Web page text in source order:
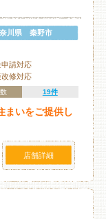
川県 秦野市
請対応
修対応
19件
まいをご提供し
店舗詳細